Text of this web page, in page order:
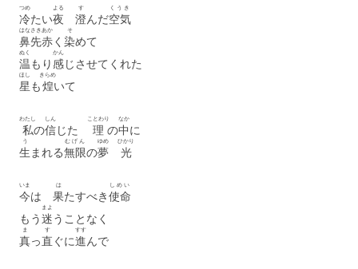
冷
つめ
たい夜
よる
澄
す
んだ空気
くうき
鼻先
はなさき
赤
あか
く 染
そ
めて
温
ぬく
もり 感
かん
じさせてくれた
星
ほし
も煌
きらめ
いて
私
わたし
の信
しん
じた 理
ことわり
の中
なか
に
生
う
まれる無限
むげん
の夢
ゆめ
光
ひかり
今
いま
は 果
は
たすべき使命
しめい
もう迷
まよ
うことなく
真
ま
っ直
す
ぐに進
すす
んで